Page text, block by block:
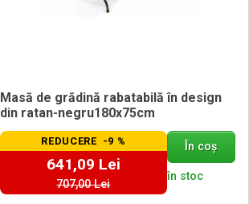
Masă de grădină rabatabilă în design
din ratan-negru180x75cm
REDUCERE -9 %
641,09 Lei
707,00 Lei
În coș
în stoc